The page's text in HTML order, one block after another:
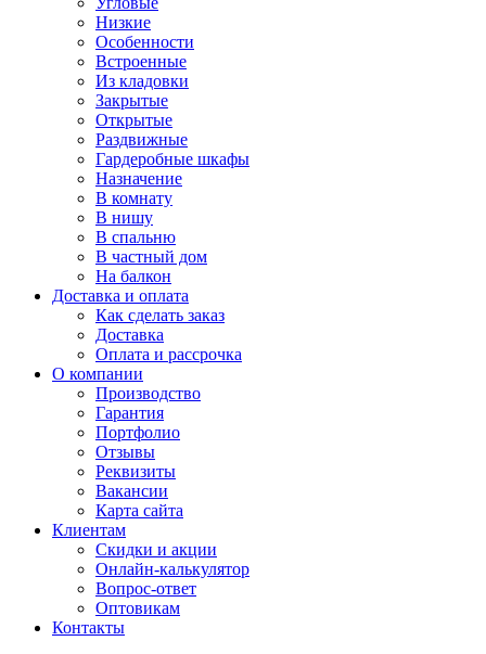
Низкие
Особенности
Встроенные
Из кладовки
Закрытые
Открытые
Раздвижные
Гардеробные шкафы
Назначение
В комнату
В нишу
В спальню
В частный дом
На балкон
Доставка и оплата
Как сделать заказ
Доставка
Оплата и рассрочка
О компании
Производство
Гарантия
Портфолио
Отзывы
Реквизиты
Вакансии
Карта сайта
Клиентам
Скидки и акции
Онлайн-калькулятор
Вопрос-ответ
Оптовикам
Контакты